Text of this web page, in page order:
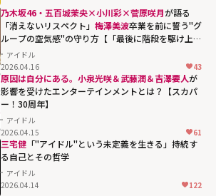
乃木坂46・五百城茉央×小川彩×菅原咲月が語る
「消えないリスペクト」 梅澤美波卒業を前に誓う"グ
ループの空気感"の守り方【「最後に階段を駆け上が
ったのはいつだ？」インタビュー】
アイドル
2026.04.16
43
原因は自分にある。小泉光咲＆武藤潤＆吉澤要人が
影響を受けたエンターテインメントとは？【スカパ
ー！30周年】
アイドル
2026.04.15
61
三宅健 「"アイドル"という未定義を生きる」持続す
る自己とその哲学
アイドル
2026.04.14
122